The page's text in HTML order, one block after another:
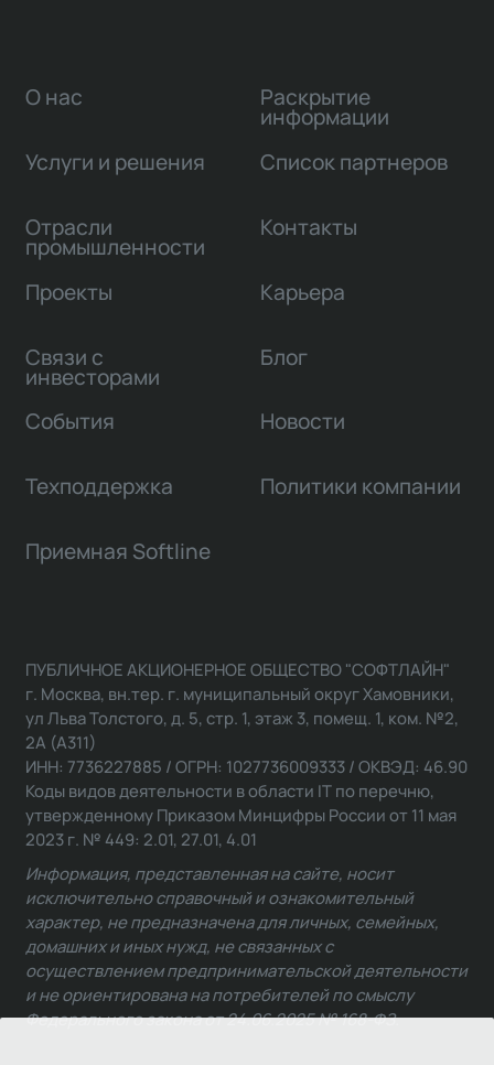
О нас
Услуги и решения
Отрасли
промышленности
Проекты
Связи с
инвесторами
Раскрытие
информации
Список партнеров
Контакты
Карьера
Блог
События Новости
Техподдержка Политики компании
Приемная Softline
ПУБЛИЧНОЕ АКЦИОНЕРНОЕ ОБЩЕСТВО "СОФТЛАЙН"
г. Москва, вн.тер. г. муниципальный округ Хамовники,
ул Льва Толстого, д. 5, стр. 1, этаж 3, помещ. 1, ком. №2,
2А (А311)
ИНН: 7736227885 / ОГРН: 1027736009333 / ОКВЭД: 46.90
Коды видов деятельности в области IT по перечню,
утвержденному Приказом Минцифры России от 11 мая
2023 г. № 449: 2.01, 27.01, 4.01
Информация, представленная на сайте, носит
исключительно справочный и ознакомительный
характер, не предназначена для личных, семейных,
домашних и иных нужд, не связанных с
осуществлением предпринимательской деятельности
и не ориентирована на потребителей по смыслу
Федерального закона от 24.06.2025 № 168-ФЗ.